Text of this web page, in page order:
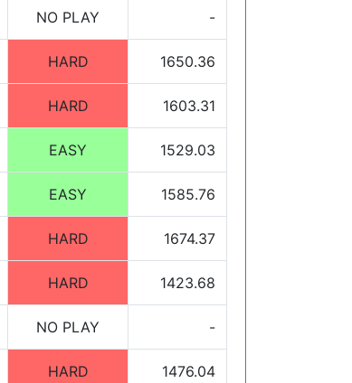
NO PLAY -
HARD 1650.36
HARD 1603.31
EASY 1529.03
EASY 1585.76
HARD 1674.37
HARD 1423.68
NO PLAY -
HARD 1476.04